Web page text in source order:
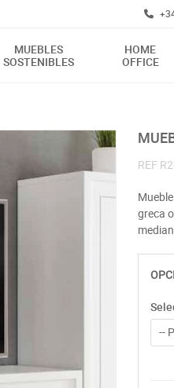
MUEBLES
SOSTENIBLES
HOME
OFFICE
REF
greca
--